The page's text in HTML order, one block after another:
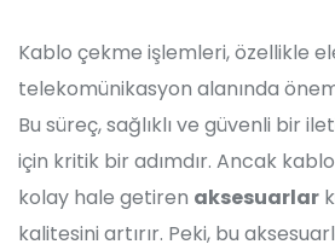
Kablo çekme işlemleri, özellikle
telekomünikasyon alanında
Bu süreç, sağlıklı ve güvenli bir
için kritik bir adımdır. Ancak
kolay hale getiren aksesuarlar
kalitesini artırır. Peki, bu